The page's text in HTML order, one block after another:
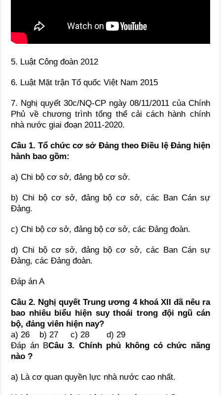
5. Luật Công đoàn 2012
6. Luật Mặt trận Tổ quốc Việt Nam 2015
7. Nghị quyết 30c/NQ-CP ngày 08/11/2011 của Chính
Phủ về chương trình tổng thể cải cách hành chính
nhà nước giai đoạn 2011-2020.
Câu 1. Tổ chức cơ sở Đảng theo Điều lệ Đảng hiện
hành bao gồm:
a) Chi bộ cơ sở, đảng bộ cơ sở.
b) Chi bộ cơ sở, đảng bộ cơ sở, các Ban Cán sự
Đảng.
c) Chi bộ cơ sở, đảng bộ cơ sở, các Đảng đoàn.
d) Chi bộ cơ sở, đảng bộ cơ sở, các Ban Cán sự
Đảng, các Đảng đoàn.
Đáp án A
Câu 2. Nghị quyết Trung ương 4 khoá XII đã nêu ra
bao nhiêu biểu hiện suy thoái trong đội ngũ cán
bộ, đảng viên hiện nay?
a) 26 b) 27 c) 28 d) 29
Đáp án BCâu 3. Chính phủ không có chức năng
nào ?
a) Là cơ quan quyền lực nhà nước cao nhất.